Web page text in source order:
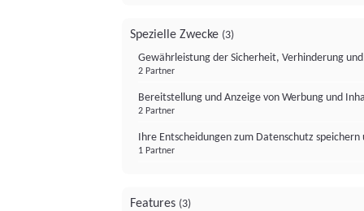
Spezielle Zwecke (3)
Gewährleistung der Sicherheit, Verhinderung
2 Partner
Bereitstellung und Anzeige von Werbung und
2 Partner
Ihre Entscheidungen zum Datenschutz
1 Partner
Features (3)